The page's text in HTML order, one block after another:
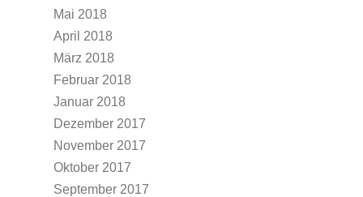
Mai 2018
April 2018
März 2018
Februar 2018
Januar 2018
Dezember 2017
November 2017
Oktober 2017
September 2017